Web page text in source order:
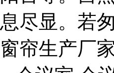
息尽显。若
窗帘生产厂